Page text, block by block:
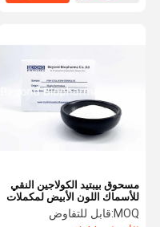
مسحوق بيبتيد الكولاجين النقي
للأسماك اللون الأبيض لمكملات
البروتين
MOQ: قابل للتفاوض